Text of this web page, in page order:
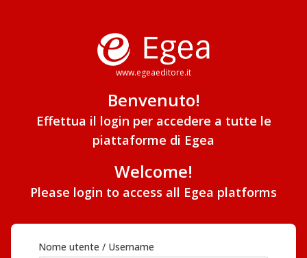
www.egeaeditore.it
Benvenuto!
Effettua il login per accedere a tutte le
piattaforme di Egea
Welcome!
Please login to access all Egea platforms
Nome utente / Username